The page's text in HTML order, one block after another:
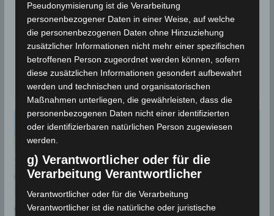
Erdbeben,INM,Ouled Haffouz,Seismologie
Die Erdbeben-Überwachungsstationen des
Nationalen Instituts für Meteorologie (INM) und der
Überwachungsdienst EMSC haben am Freitag, den 10
Sep 2021 ein
Pseudonymisierung ist die Verarbeitung
personenbezogener Daten in einer Weise, auf welche
die personenbezogenen Daten ohne Hinzuziehung
zusätzlicher Informationen nicht mehr einer spezifischen
betroffenen Person zugeordnet werden können, sofern
diese zusätzlichen Informationen gesondert aufbewahrt
werden und technischen und organisatorischen
Maßnahmen unterliegen, die gewährleisten, dass die
personenbezogenen Daten nicht einer identifizierten
oder identifizierbaren natürlichen Person zugewiesen
werden.
g) Verantwortlicher oder für die
Verarbeitung Verantwortlicher
Verantwortlicher oder für die Verarbeitung
Verantwortlicher ist die natürliche oder juristische